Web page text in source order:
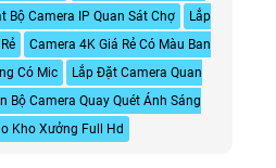
Bộ Camera IP Quan Sát Chợ
Lắp
Camera 4K Giá Rẻ Có Màu Ban
Có Mic
Lắp Đặt Camera Quan
Bộ Camera Quay Quét Ánh Sáng
Kho Xưởng Full Hd